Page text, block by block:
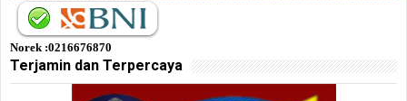
Norek :0216676870
Terjamin dan Terpercaya